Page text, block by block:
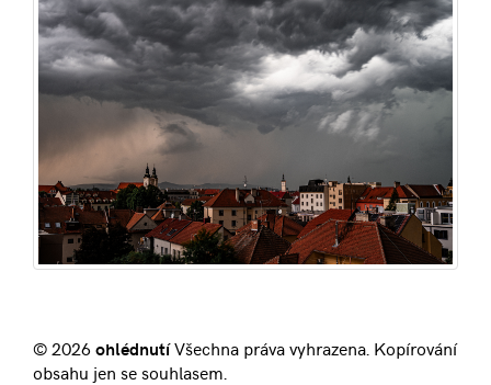
© 2026ohlédnutíVšechna práva vyhrazena. Kopírování
obsahu jen se souhlasem.